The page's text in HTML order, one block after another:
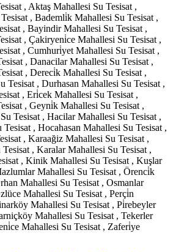
, Aktaş Mahallesi Su Tesisat ,
, Bademli̇k Mahallesi Su Tesisat ,
, Bayindir Mahallesi Su Tesisat ,
, Çakiryeni̇ce Mahallesi Su Tesisat ,
, Cumhuri̇yet Mahallesi Su Tesisat ,
, Danacilar Mahallesi Su Tesisat ,
, Dereci̇k Mahallesi Su Tesisat ,
Tesisat , Durhasan Mahallesi Su Tesisat ,
, Eri̇cek Mahallesi Su Tesisat ,
, Geyni̇k Mahallesi Su Tesisat ,
Tesisat , Hacilar Mahallesi Su Tesisat ,
, Hocahasan Mahallesi Su Tesisat ,
, Karaağiz Mahallesi Su Tesisat ,
, Karalar Mahallesi Su Tesisat ,
, Kinik Mahallesi Su Tesisat , Kuşlar
Mahallesi Su Tesisat , Örenci̇k
Mahallesi Su Tesisat , Osmanlar
Mahallesi Su Tesisat , Perçi̇n
Mahallesi Su Tesisat , Pi̇rebeyler
Mahallesi Su Tesisat , Tekerler
Mahallesi Su Tesisat , Zaferi̇ye